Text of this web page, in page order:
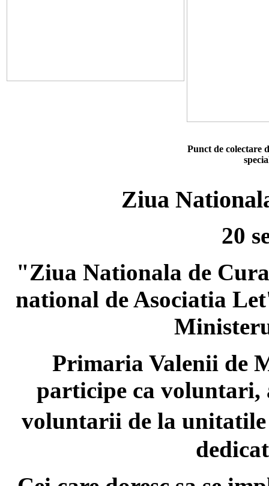
Punct de colectare
Ziua
20
"Ziua Nationala de
national de Asociatia
Primaria Valenii de
participe ca
voluntarii de la